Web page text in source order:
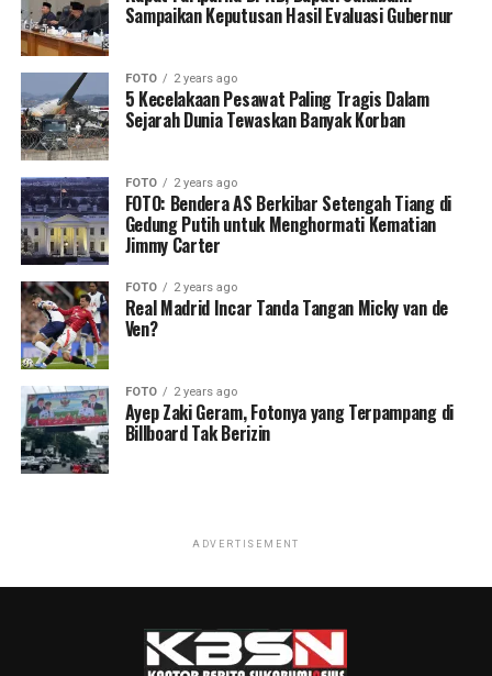
Sampaikan Keputusan Hasil Evaluasi Gubernur
FOTO 2 years ago
5 Kecelakaan Pesawat Paling Tragis Dalam
Sejarah Dunia Tewaskan Banyak Korban
FOTO 2 years ago
FOTO: Bendera AS Berkibar Setengah Tiang di
Gedung Putih untuk Menghormati Kematian
Jimmy Carter
FOTO 2 years ago
Real Madrid Incar Tanda Tangan Micky van de
Ven?
FOTO 2 years ago
Ayep Zaki Geram, Fotonya yang Terpampang di
Billboard Tak Berizin
ADVERTISEMENT